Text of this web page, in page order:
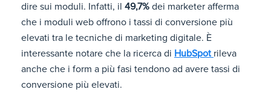
dire sui moduli. Infatti, il 49,7% dei marketer afferma
che i moduli web offrono i tassi di conversione più
elevati tra le tecniche di marketing digitale. È
interessante notare che la ricerca di HubSpot rileva
anche che i form a più fasi tendono ad avere tassi di
conversione più elevati.